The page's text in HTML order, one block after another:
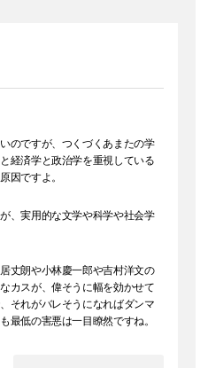
のですが、つくづくあまたの学
経済学と政治学を重視している
因ですよ。
、実用的な文学や科学や社会学
丈朗や小林慶一郎や吉村洋文の
カスが、偉そうに幅を効かせて
それがバレそうになればダンマ
最低の害悪は一目瞭然ですね。